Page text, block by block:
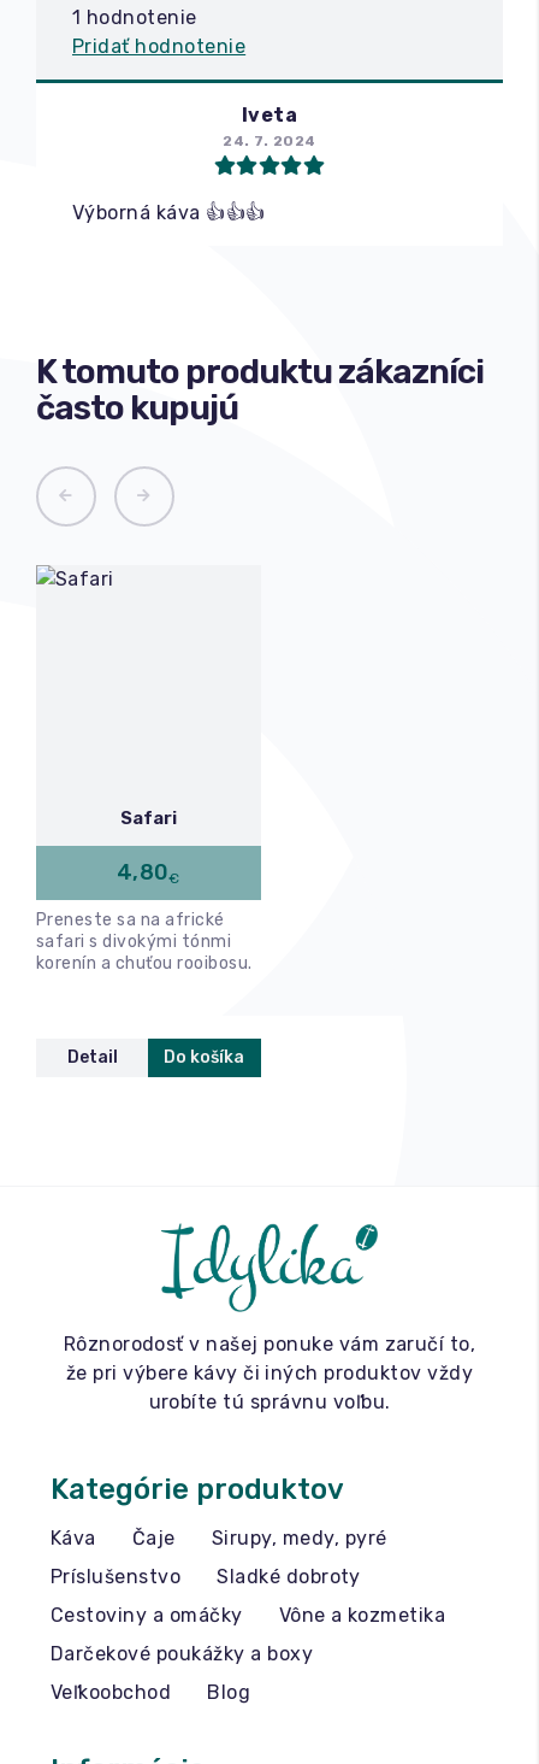
1 hodnotenie
Pridať hodnotenie
Iveta
24. 7. 2024
Výborná káva 👍👍👍
K tomuto produktu zákazníci
často kupujú
Safari
4,80€
Preneste sa na africké
safari s divokými tónmi
korenín a chuťou rooibosu.
Detail Do košíka
Rôznorodosť v našej ponuke vám zaručí to,
že pri výbere kávy či iných produktov vždy
urobíte tú správnu voľbu.
Kategórie produktov
Káva Čaje
Sirupy, medy, pyré
Príslušenstvo
Sladké dobroty
Cestoviny a omáčky
Vône a kozmetika
Darčekové poukážky a boxy
Veľkoobchod
Blog